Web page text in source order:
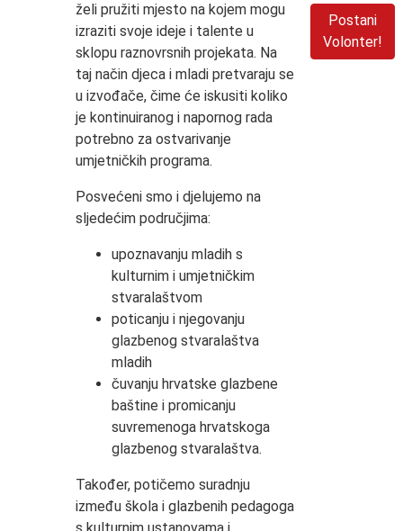
želi pružiti mjesto na kojem mogu
izraziti svoje ideje i talente u
sklopu raznovrsnih projekata. Na
taj način djeca i mladi pretvaraju se
u izvođače, čime će iskusiti koliko
je kontinuiranog i napornog rada
potrebno za ostvarivanje
umjetničkih programa.
Posvećeni smo i djelujemo na
sljedećim područjima:
upoznavanju mladih s
kulturnim i umjetničkim
stvaralaštvom
poticanju i njegovanju
glazbenog stvaralaštva
mladih
čuvanju hrvatske glazbene
baštine i promicanju
suvremenoga hrvatskoga
glazbenog stvaralaštva.
Također, potičemo suradnju
između škola i glazbenih pedagoga
Postani
Volonter!